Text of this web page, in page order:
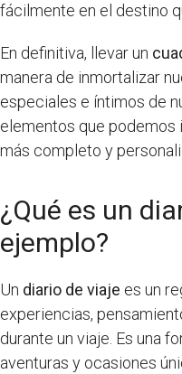
fácilmente en el destino
En definitiva, llevar un
manera de inmortalizar
especiales e íntimos de
elementos que podemos
más completo y
¿Qué es un
ejemplo?
Un diario de viaje es un
experiencias,
durante un viaje. Es una
aventuras y ocasiones